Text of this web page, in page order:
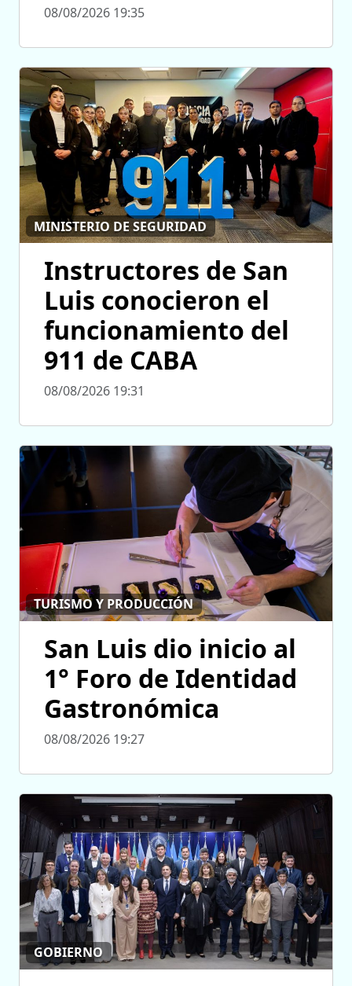
08/08/2026 19:35
MINISTERIO DE SEGURIDAD
Instructores de San
Luis conocieron el
funcionamiento del
911 de CABA
08/08/2026 19:31
TURISMO Y PRODUCCIÓN
San Luis dio inicio al
1° Foro de Identidad
Gastronómica
08/08/2026 19:27
GOBIERNO